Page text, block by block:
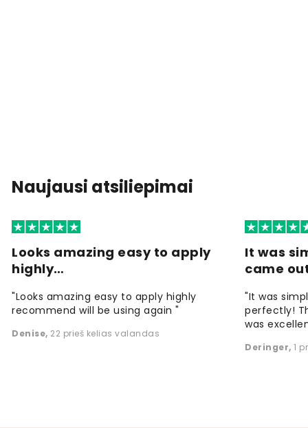
Naujausi atsiliepimai
Looks amazing easy to apply
highly…
"Looks amazing easy to apply highly
recommend will be using again "
Denise, 22 prieš kelias valandas
It was
came
"It was
perfectly!
was
Deringer, 1